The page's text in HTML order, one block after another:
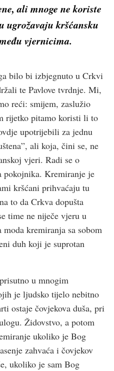
ali mnoge ne koriste
ugrožavaju kršćansku
vjernicima.
bilo bi izbjegnuto u Crkvi
te Pavlove tvrdnje. Mi,
reći: smijem, zaslužio
rijetko pitamo koristi li to
upotrijebili za jednu
ali koja, čini se, ne
vjeri. Radi se o
Kremiranje je
kršćani prihvaćaju tu
to da Crkva dopušta
time ne niječe vjeru u
kremiranja sa sobom
duh koji je suprotan
u mnogim
je ljudsko tijelo nebitno
ostaje čovjekova duša, pri
Židovstvo, a potom
ukoliko je Bog
zahvaća i čovjekov
ukoliko je sam Bog